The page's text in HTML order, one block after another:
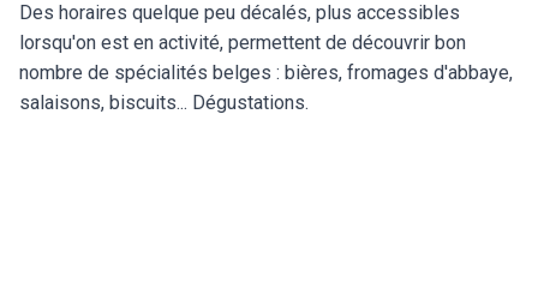
Des horaires quelque peu décalés, plus accessibles
lorsqu'on est en activité, permettent de découvrir bon
nombre de spécialités belges : bières, fromages d'abbaye,
salaisons, biscuits... Dégustations.